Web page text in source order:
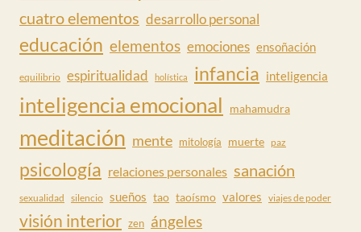
cuatro elementos desarrollo personal
educación elementos emociones ensoñación
equilibrio espiritualidad holística infancia inteligencia
inteligencia emocional mahamudra
meditación mente mitología muerte paz
psicología relaciones personales sanación
sexualidad silencio sueños tao taoísmo valores viajes de poder
visión interior zen ángeles